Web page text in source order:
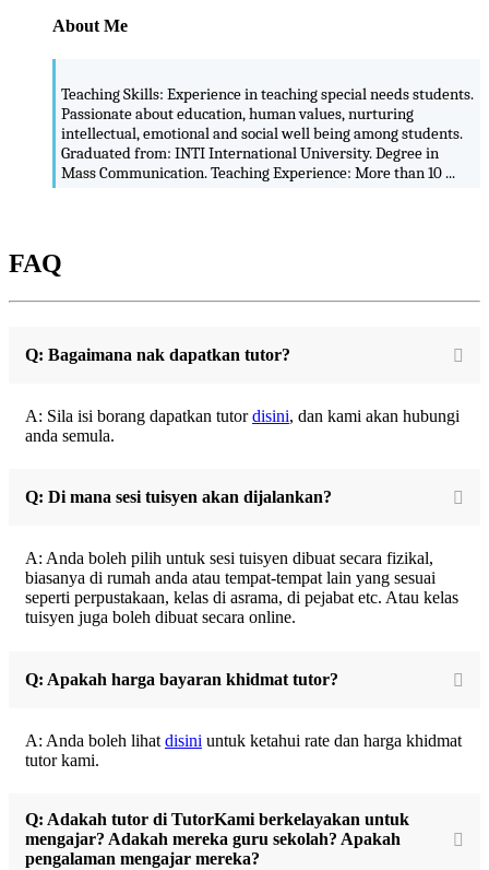
About Me
Teaching Skills: Experience in teaching special needs students.
Passionate about education, human values, nurturing
intellectual, emotional and social well being among students.
Graduated from: INTI International University. Degree in
Mass Communication. Teaching Experience: More than 10 ...
FAQ
Q: Bagaimana nak dapatkan tutor?
A: Sila isi borang dapatkan tutordisini, dan kami akan hubungi
anda semula.
Q: Di mana sesi tuisyen akan dijalankan?
A: Anda boleh pilih untuk sesi tuisyen dibuat secara fizikal,
biasanya di rumah anda atau tempat-tempat lain yang sesuai
seperti perpustakaan, kelas di asrama, di pejabat etc. Atau kelas
tuisyen juga boleh dibuat secara online.
Q: Apakah harga bayaran khidmat tutor?
A: Anda boleh lihat disini untuk ketahui rate dan harga khidmat
tutor kami.
Q: Adakah tutor di TutorKami berkelayakan untuk
mengajar? Adakah mereka guru sekolah? Apakah
pengalaman mengajar mereka?